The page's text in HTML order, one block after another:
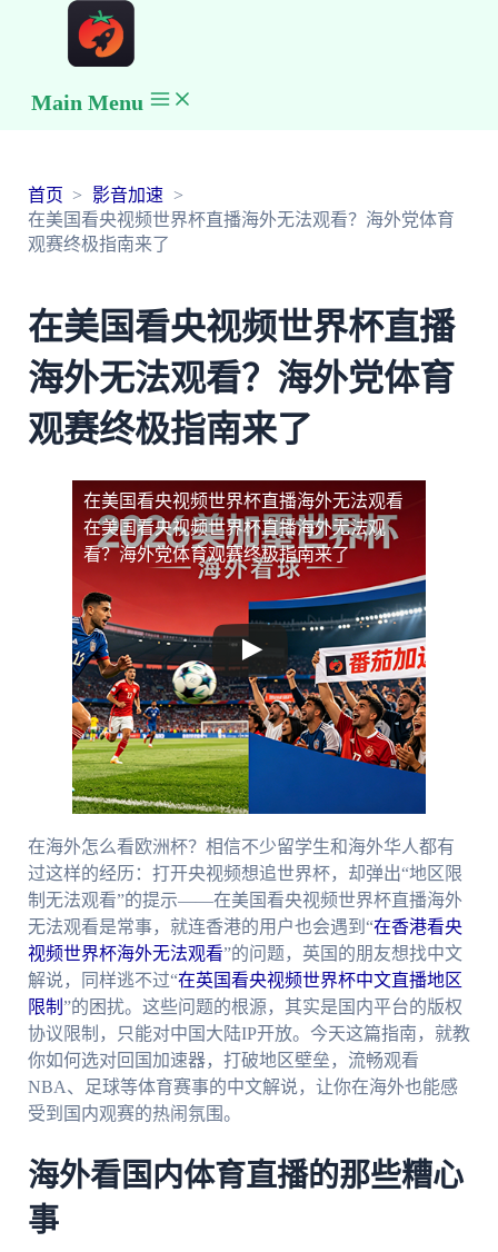
Main Menu
首页
影音加速
在美国看央视频世界杯直播海外无法观看？海外党体育
观赛终极指南来了
在美国看央视频世界杯直播
海外无法观看？海外党体育
观赛终极指南来了
在美国看央视频世界杯直播海外无法观看
在美国看央视频世界杯直播海外无法观
看？海外党体育观赛终极指南来了
在海外怎么看欧洲杯？相信不少留学生和海外华人都有
过这样的经历：打开央视频想追世界杯，却弹出“地区限
制无法观看”的提示——在美国看央视频世界杯直播海外
无法观看是常事，就连香港的用户也会遇到“在香港看央
视频世界杯海外无法观看”的问题，英国的朋友想找中文
解说，同样逃不过“在英国看央视频世界杯中文直播地区
限制 ”的困扰。这些问题的根源，其实是国内平台的版权
协议限制，只能对中国大陆IP开放。今天这篇指南，就教
你如何选对回国加速器，打破地区壁垒，流畅观看
NBA、足球等体育赛事的中文解说，让你在海外也能感
受到国内观赛的热闹氛围。
海外看国内体育直播的那些糟心
事